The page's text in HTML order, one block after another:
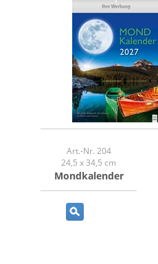
Art.-Nr. 204
24,5 x 34,5 cm
Mondkalender